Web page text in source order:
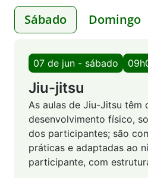
Sábado Domingo
07 de jun - sábado
Jiu-jitsu
As aulas de Jiu-Jitsu têm
desenvolvimento físico,
dos participantes; são
práticas e adaptadas ao
participante, com